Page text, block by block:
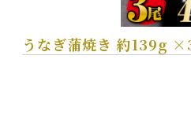
うなぎ蒲焼き 約139g